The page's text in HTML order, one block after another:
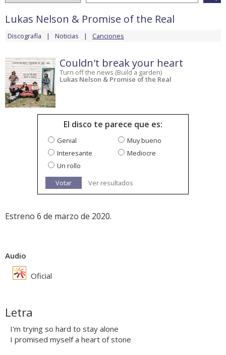
Lukas Nelson & Promise of the Real
Discografía Noticias Canciones
Couldn't break your heart
Turn off the news (Build a garden)
Lukas Nelson & Promise of the Real
El disco te parece que es:
Genial
Muy bueno
Interesante
Mediocre
Un rollo
Votar
Ver resultados
Estreno 6 de marzo de 2020.
Audio
Oficial
Letra
I'm trying so hard to stay alone
I promised myself a heart of stone